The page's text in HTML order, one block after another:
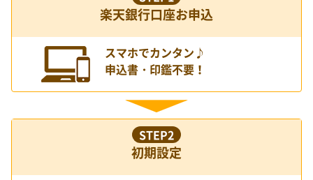
楽天銀行口座お申込
スマホでカンタン♪
申込書・印鑑不要！
STEP2
初期設定